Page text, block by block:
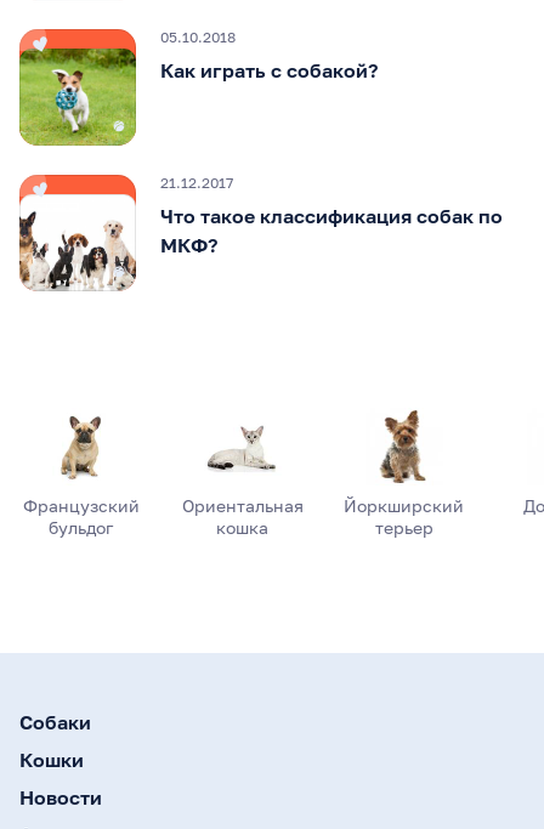
05.10.2018
Как играть с собакой?
21.12.2017
Что такое классификация собак по
МКФ?
Французский
бульдог
Ориентальная
кошка
Йоркширский
терьер
Собаки
Кошки
Новости